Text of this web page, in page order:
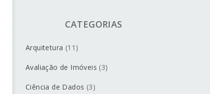
CATEGORIAS
Arquitetura (11)
Avaliação de Imóveis (3)
Ciência de Dados (3)